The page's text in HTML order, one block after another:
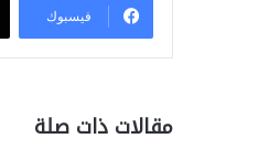
فيسبوك
مقالات ذات صلة